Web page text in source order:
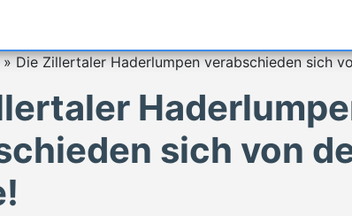
»Die Zillertaler Haderlumpen verabschieden sich
sich von